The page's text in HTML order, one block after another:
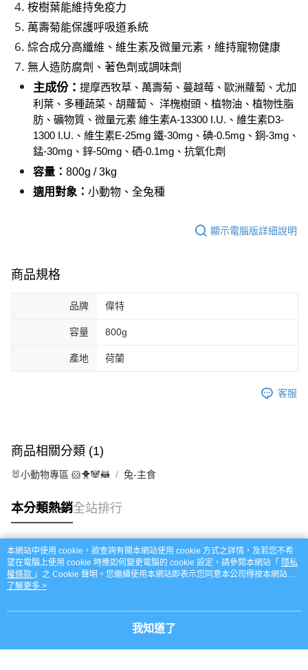
請求用戶進行身份認證。
恩沛科技股份有限公司將有權停止該用戶之使用額度並採取法律行動。
每筆NT$120，滿NT$999(含以上)免運費
桉樹葉能維持免疫力
萬壽菊能保護呼吸道系統
綜合成分高纖維、維生素及微量元素，維持寵物健康
無人造防腐劑、著色劑或調味劑
主成份： 提摩西牧草、萬壽菊、蔓越莓、歐洲蘿蔔、尤加
利葉、多種蔬菜、胡蘿蔔、 洋槐樹頭、植物油、植物性脂
肪、礦物質、微量元素 維生素A-13300 I.U.、維生素D3-
1300 I.U.、維生素E-25mg 鐵-30mg、碘-0.5mg、銅-3mg、
錳-30mg、鋅-50mg、硒-0.1mg、抗氧化劑
容量： 800g /3kg
適用對象： 小動物、 全兔種
顯示電腦版詳細說明
商品規格
品牌 偉特
容量 800g
產地 荷蘭
客服
商品相關分類 (1)
🐰小動物專區 🐹🐥🐼🦝 兔-主食
本分類熱銷全站排行
熱門標籤
本網站中使用 cookie，欲查詢有關本網站使用 cookie 方式之詳情，及若您不希
望在電腦上使用 cookie 時應如何變更電腦的 cookie 設定，請參閱本網站「 隱私
權條款 」之 Cookie 聲明。您繼續使用本網站即表示您同意本公司得按本網站使
用條款之 Cookie 聲明使用 cookie。
了解更多 >
我知道了